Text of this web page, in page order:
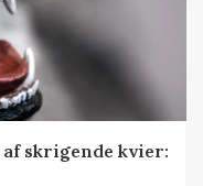
af skrigende kvier: